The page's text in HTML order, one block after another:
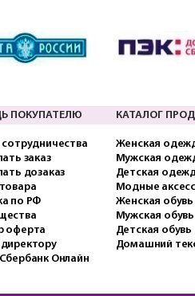
ПОКУПАТЕЛЮ
сотрудничества
заказ
дозаказ
по РФ
оферта
Онлайн
КАТАЛОГ
Женская
Мужская
Детская
Модные
Женская обувь
Мужская обувь
Детская обувь
Домашний